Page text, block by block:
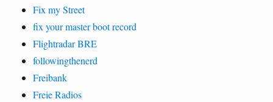
Fix my Street
fix your master boot record
Flightradar BRE
followingthenerd
Freibank
Freie Radios